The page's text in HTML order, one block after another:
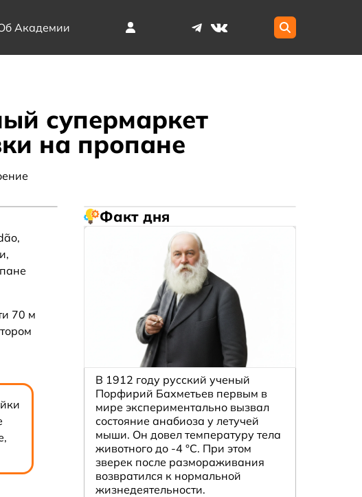
Академии
супермаркет
на пропане
70 м
Факт дня
В 1912 году русский ученый
Порфирий Бахметьев первым в
мире экспериментально вызвал
состояние анабиоза у летучей
мыши. Он довел температуру тела
животного до -4 °C. При этом
зверек после размораживания
возвратился к нормальной
жизнедеятельности.